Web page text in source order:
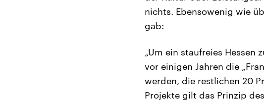
nichts. Ebensowenig wie
gab:
„Um ein staufreies Hessen
vor einigen Jahren die
werden, die restlichen 20
Projekte gilt das Prinzip